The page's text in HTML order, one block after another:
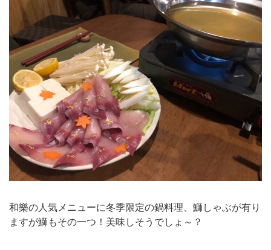
和樂の人気メニューに冬季限定の鍋料理、鰤しゃぶが有り
ますが鰤もその一つ！美味しそうでしょ～？